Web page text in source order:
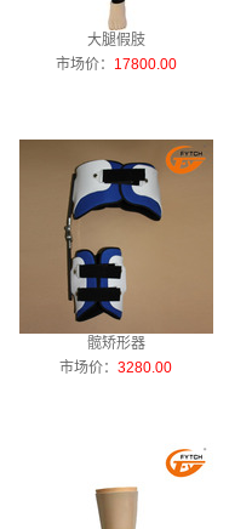
大腿假肢
市场价： 17800.00
髋矫形器
市场价：3280.00